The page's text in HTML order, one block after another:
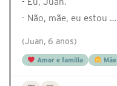
- Não, mãe, eu estou …
(Juan, 6 anos)
Amor e família Mãe